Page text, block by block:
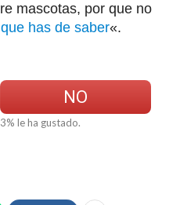
mascotas, por que no
has de saber«.
NO
% le ha gustado.